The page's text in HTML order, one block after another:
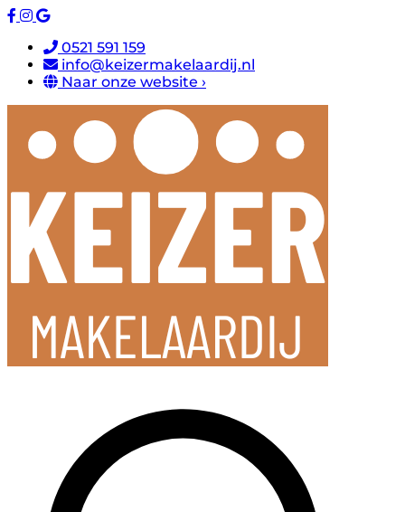
0521 591 159
info@keizermakelaardij.nl
Naar onze website ›